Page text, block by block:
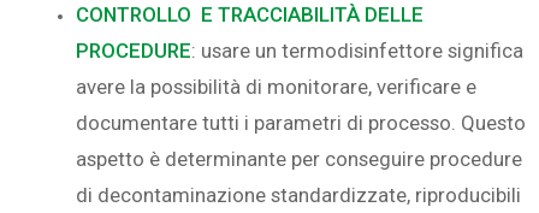
CONTROLLO E TRACCIABILITÀ DELLE
PROCEDURE: usare un termodisinfettore significa
avere la possibilità di monitorare, verificare e
documentare tutti i parametri di processo. Questo
aspetto è determinante per conseguire procedure
di decontaminazione standardizzate, riproducibili